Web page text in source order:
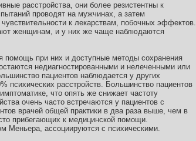
расстройства, они более резистентны к
проводят на мужчинах, а затем
к лекарствам, побочных эффектов.
женщинам, и у них же чаще наблюдаются
помощь при них и доступные методы сохранения
недиагностированными и нелеченными или
пациентов наблюдается у других
психических расстройств. Большинство пациентов
что опять же снижает частоту
очень часто встречаются у пациентов с
врачей общей практики в два раза выше, чем в
прибегающих к медицинской помощи.
Меньера, ассоциируются с психическими.